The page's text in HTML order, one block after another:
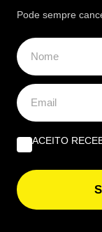
Pode sempre
ACEITO